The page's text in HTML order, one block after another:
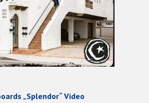
„Splendor“ Video